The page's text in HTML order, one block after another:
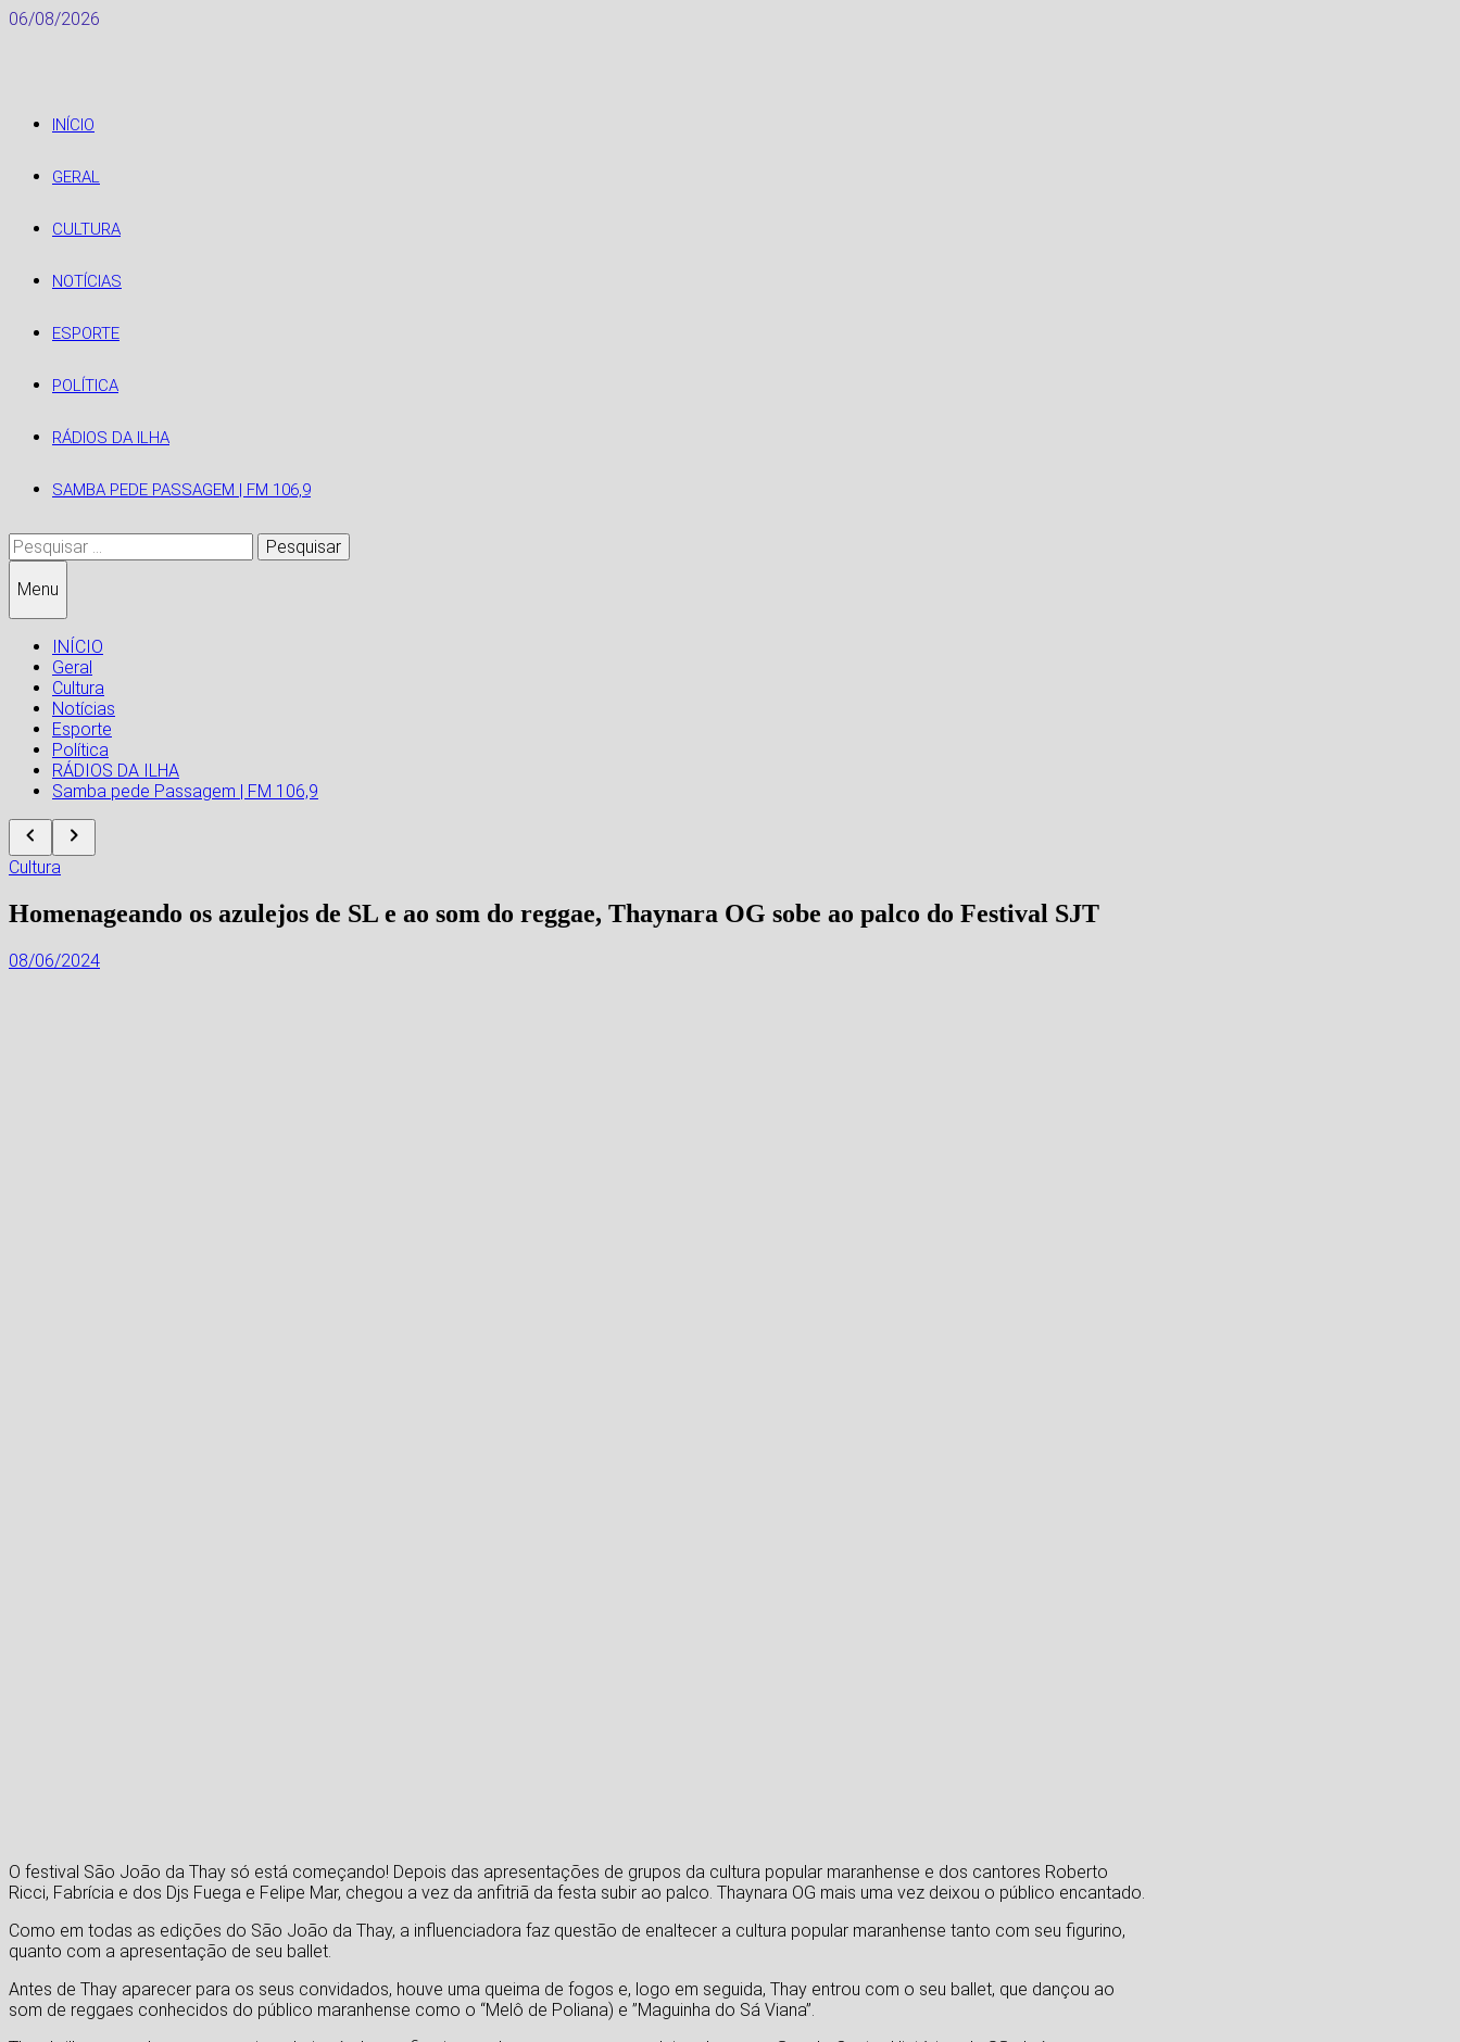
Skip
06/08/2026
INÍCIO
GERAL
CULTURA
NOTÍCIAS
ESPORTE
POLÍTICA
RÁDIOS DA ILHA
SAMBA PEDE PASSAGEM | FM 106,9
Pesquisar
por:
Menu
INÍCIO
Geral
Cultura
Notícias
Esporte
Política
RÁDIOS DA ILHA
Samba pede Passagem | FM 106,9
Cultura
Homenageando os azulejos de SL e ao som do reggae, Thaynara OG sobe ao palco do Festival SJT
08/06/2024
O festival São João da Thay só está começando! Depois das apresentações de grupos da cultura popular maranhense e dos cantores Roberto
Ricci, Fabrícia e dos Djs Fuega e Felipe Mar, chegou a vez da anfitriã da festa subir ao palco. Thaynara OG mais uma vez deixou o público encantado.
Como em todas as edições do São João da Thay, a influenciadora faz questão de enaltecer a cultura popular maranhense tanto com seu figurino,
quanto com a apresentação de seu ballet.
Antes de Thay aparecer para os seus convidados, houve uma queima de fogos e, logo em seguida, Thay entrou com o seu ballet, que dançou ao
som de reggaes conhecidos do público maranhense como o “Melô de Poliana) e ”Maguinha do Sá Viana”.